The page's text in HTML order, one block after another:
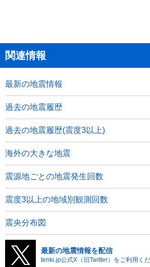
関連情報
最新の地震情報
過去の地震履歴
過去の地震履歴(震度3以上)
海外の大きな地震
震源地ごとの地震発生回数
震度3以上の地域別観測回数
震央分布図
最新の地震情報を配信
tenki.jp公式X（旧Twitter）をご利用くだ